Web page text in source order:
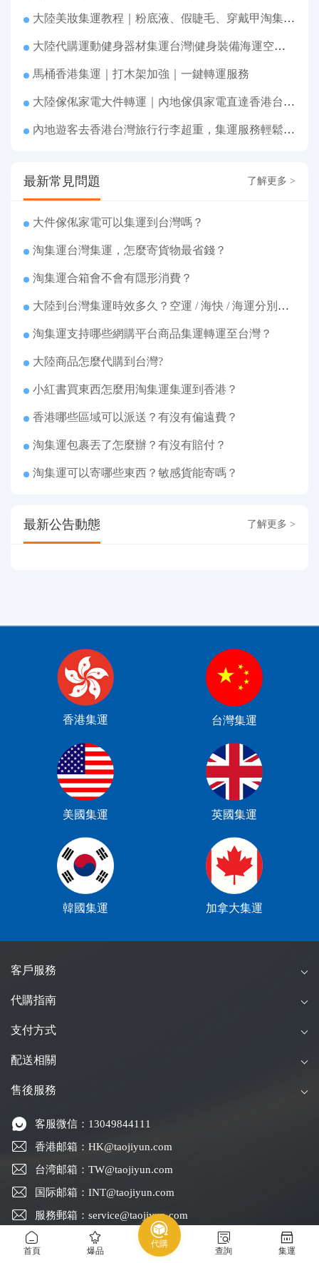
首頁 爆品
代購
查詢 集運
大陸美妝集運教程｜粉底液、假睫毛、穿戴甲淘集運香港台灣轉運&台灣代購完整指南
大陸代購運動健身器材集運台灣|健身裝備海運空運直送、送貨到府
馬桶香港集運｜打木架加強｜一鍵轉運服務
大陸傢俬家電大件轉運｜內地傢俱家電直達香港台灣送貨上府
內地遊客去香港台灣旅行行李超重，集運服務輕鬆解決搬運難題
最新常見問題 了解更多 >
大件傢俬家電可以集運到台灣嗎？
淘集運台灣集運，怎麼寄貨物最省錢？
淘集運合箱會不會有隱形消費？
大陸到台灣集運時效多久？空運 / 海快 / 海運分別幾天
淘集運支持哪些網購平台商品集運轉運至台灣？
大陸商品怎麼代購到台灣?
小紅書買東西怎麼用淘集運集運到香港？
香港哪些區域可以派送？有沒有偏遠費？
淘集運包裹丟了怎麼辦？有沒有賠付？
淘集運可以寄哪些東西？敏感貨能寄嗎？
最新公告動態 了解更多 >
香港集運 台灣集運
美國集運 英國集運
韓國集運 加拿大集運
客戶服務
代購指南
支付方式
配送相關
售後服務
客服微信：13049844111
香港邮箱：HK@taojiyun.com
台湾邮箱：TW@taojiyun.com
国际邮箱：INT@taojiyun.com
服務郵箱：service@taojiyun.com
熱線電話：54271072 / 13049844111（每天，早8:30至晚
23:30）